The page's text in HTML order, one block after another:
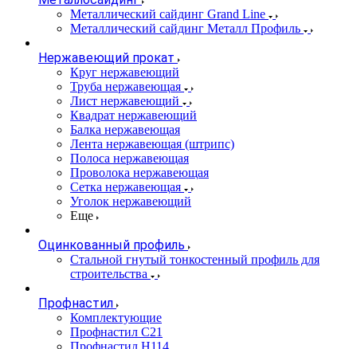
Металлический сайдинг Grand Line
Металлический сайдинг Металл Профиль
Нержавеющий прокат
Круг нержавеющий
Труба нержавеющая
Лист нержавеющий
Квадрат нержавеющий
Балка нержавеющая
Лента нержавеющая (штрипс)
Полоса нержавеющая
Проволока нержавеющая
Сетка нержавеющая
Уголок нержавеющий
Еще
Оцинкованный профиль
Стальной гнутый тонкостенный профиль для
строительства
Профнастил
Комплектующие
Профнастил C21
Профнастил Н114